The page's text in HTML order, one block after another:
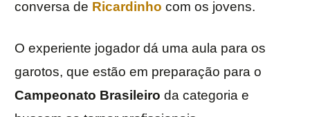
conversa de Ricardinho com os jovens.
O experiente jogador dá uma aula para os
garotos, que estão em preparação para o
Campeonato Brasileiro da categoria e